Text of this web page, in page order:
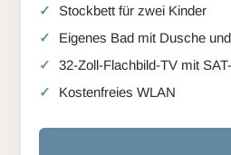
Stockbett für zwei Kinder
Eigenes Bad mit Dusche
32-Zoll-Flachbild-TV mit
Kostenfreies WLAN